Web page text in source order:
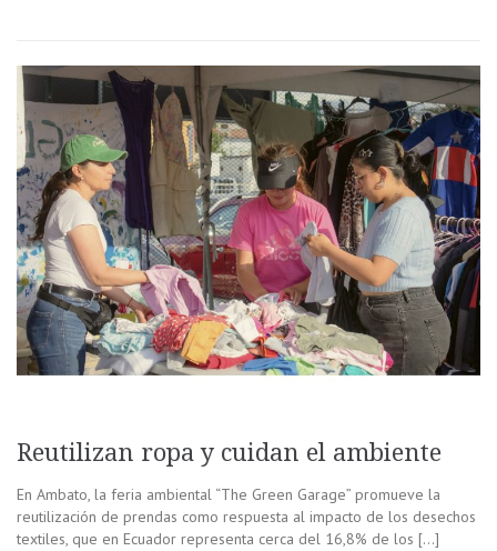
Reutilizan ropa y cuidan el ambiente
En Ambato, la feria ambiental “The Green Garage” promueve la
reutilización de prendas como respuesta al impacto de los desechos
textiles, que en Ecuador representa cerca del 16,8% de los […]